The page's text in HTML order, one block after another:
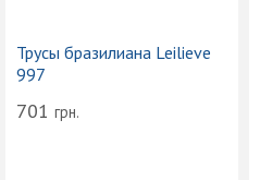
Трусы бразилиана Leilieve
997
701 грн.